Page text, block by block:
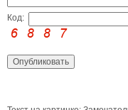
Код: